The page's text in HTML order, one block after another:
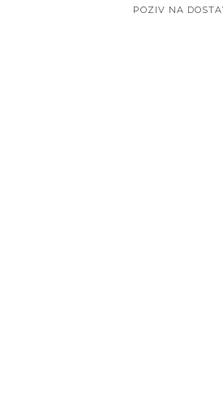
POZIV NA